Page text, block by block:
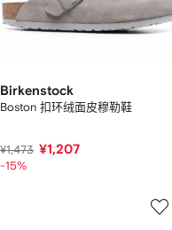
Birkenstock
Boston 扣环绒面皮穆勒鞋
¥1,473 ¥1,207
-15%